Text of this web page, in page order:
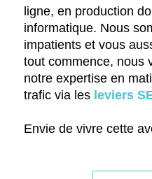
ligne, en production
informatique. Nous
impatients et vous
tout commence, nous
notre expertise en
trafic via les leviers
Envie de vivre cette